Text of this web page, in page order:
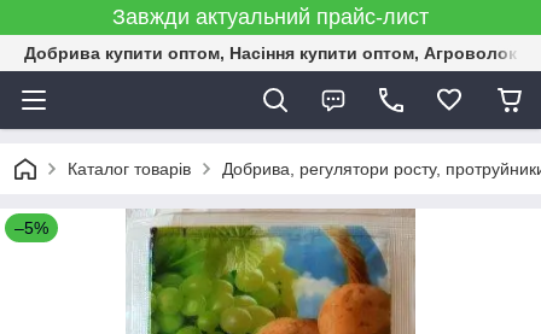
Завжди актуальний прайс-лист
Добрива купити оптом, Насіння купити оптом,
Каталог товарів Добрива, регулятори росту,
–5%